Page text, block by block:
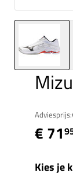
Adviesprijs:
€ 71
Kies je